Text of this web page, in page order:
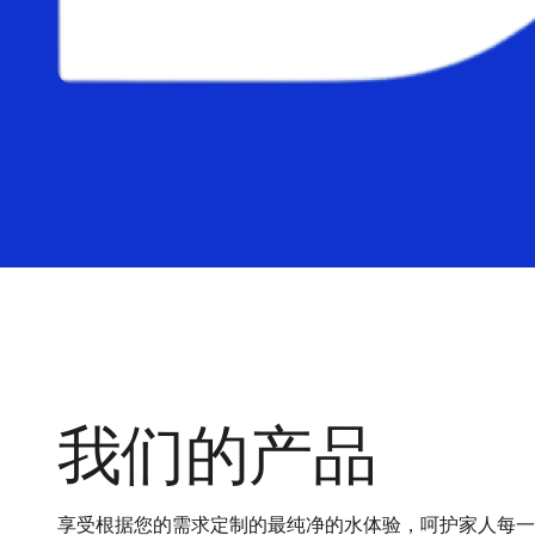
我们的产品
享受根据您的需求定制的最纯净的水体验，呵护家人每